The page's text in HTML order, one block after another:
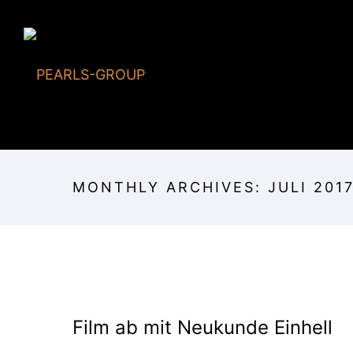
MONTHLY ARCHIVES: JULI
Film ab mit Neukunde Einhell